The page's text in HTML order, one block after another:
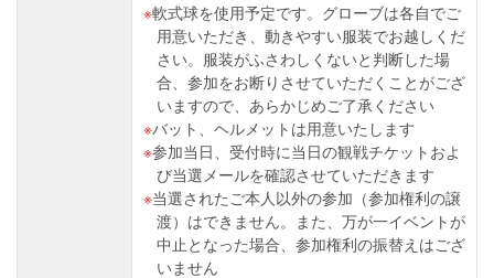
軟式球を使用予定です。グローブは各自でご
用意いただき、動きやすい服装でお越しくだ
さい。服装がふさわしくないと判断した場
合、参加をお断りさせていただくことがござ
いますので、あらかじめご了承ください
バット、ヘルメットは用意いたします
参加当日、受付時に当日の観戦チケットおよ
び当選メールを確認させていただきます
当選されたご本人以外の参加（参加権利の譲
渡）はできません。また、万が一イベントが
中止となった場合、参加権利の振替えはござ
いません